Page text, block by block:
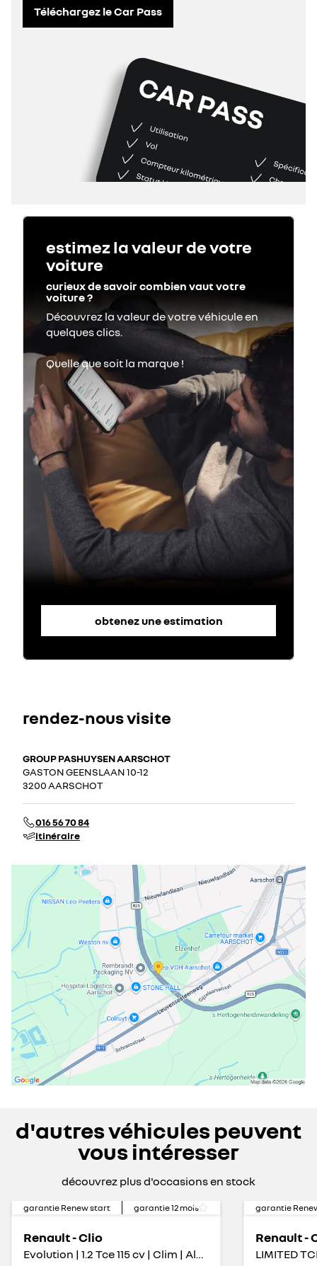
Téléchargez le Car Pass
estimez la valeur de votre
voiture
curieux de savoir combien vaut votre
voiture ?
Découvrez la valeur de votre véhicule en
obtenez une estimation
rendez-nous visite
GROUP PASHUYSEN AARSCHOT
GASTON GEENSLAAN 10-12
3200 AARSCHOT
016 56 70 84
itinéraire
d'autres véhicules peuvent
vous intéresser
découvrez plus d'occasions en stock
garantie Renew start garantie12 mois
Renault - Clio
Evolution | 1.2 Tce 115 cv | Clim | Alu | Cruise | Carplay
garantie
Renault -
LIMITED